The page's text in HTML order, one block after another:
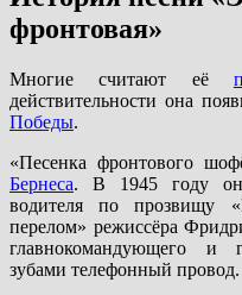
фронтовая»
Многие считают её
действительности она
Победы.
«Песенка фронтового
Бернеса. В 1945 году он
водителя по прозвищу
перелом» режиссёра
главнокомандующего и
зубами телефонный провод.